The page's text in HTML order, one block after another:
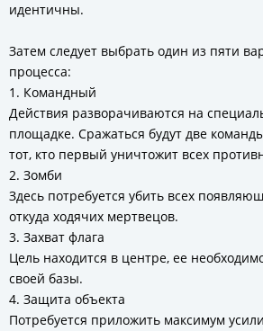
идентичны.
Затем следует выбрать один из пяти
процесса:
1. Командный
Действия разворачиваются на
площадке. Сражаться будут две
тот, кто первый уничтожит всех
2. Зомби
Здесь потребуется убить всех
откуда ходячих мертвецов.
3. Захват флага
Цель находится в центре, ее
своей базы.
4. Защита объекта
Потребуется приложить максимум